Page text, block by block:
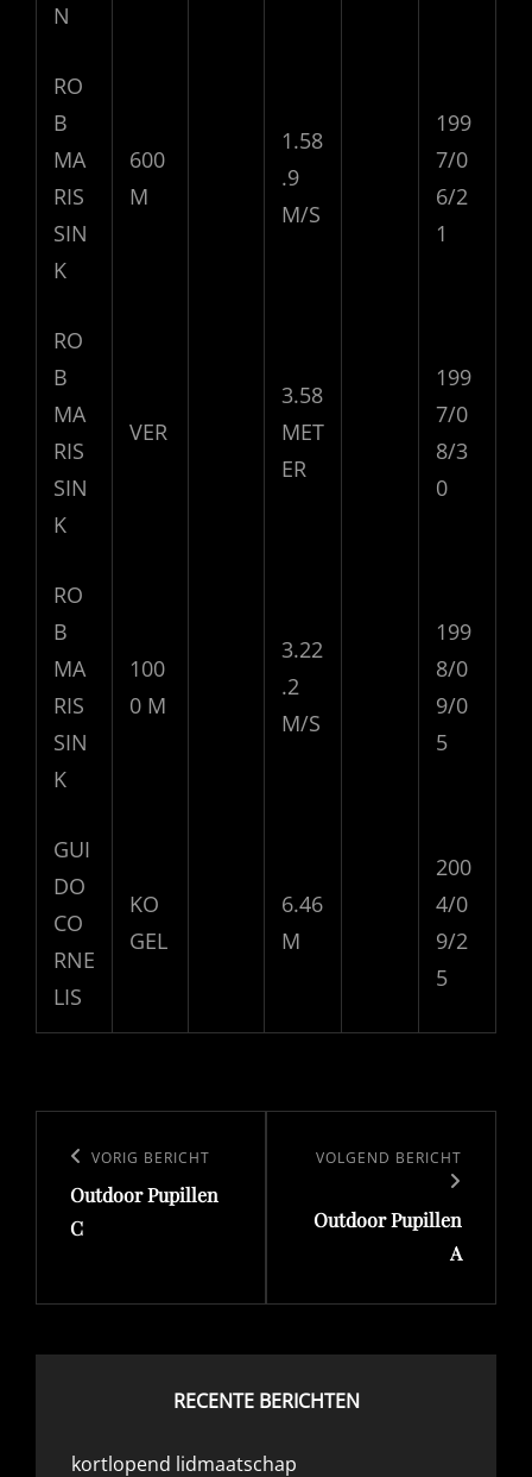
N
RO
B
MA
RIS
SIN
K
600
M
1.58
.9
M/S
199
7/0
6/2
1
RO
B
MA
RIS
SIN
K
VER
3.58
MET
ER
199
7/0
8/3
0
RO
B
MA
RIS
SIN
K
100
0 M
3.22
.2
M/S
199
8/0
9/0
5
GUI
DO
CO
RNE
LIS
KO
GEL
6.46
M
200
4/0
9/2
5
navigatie
Vorig
bericht
VORIG BERICHT
Outdoor Pupillen
C
Volgend
VOLGEND BERICHT
Outdoor Pupillen
A
RECENTE BERICHTEN
kortlopend lidmaatschap